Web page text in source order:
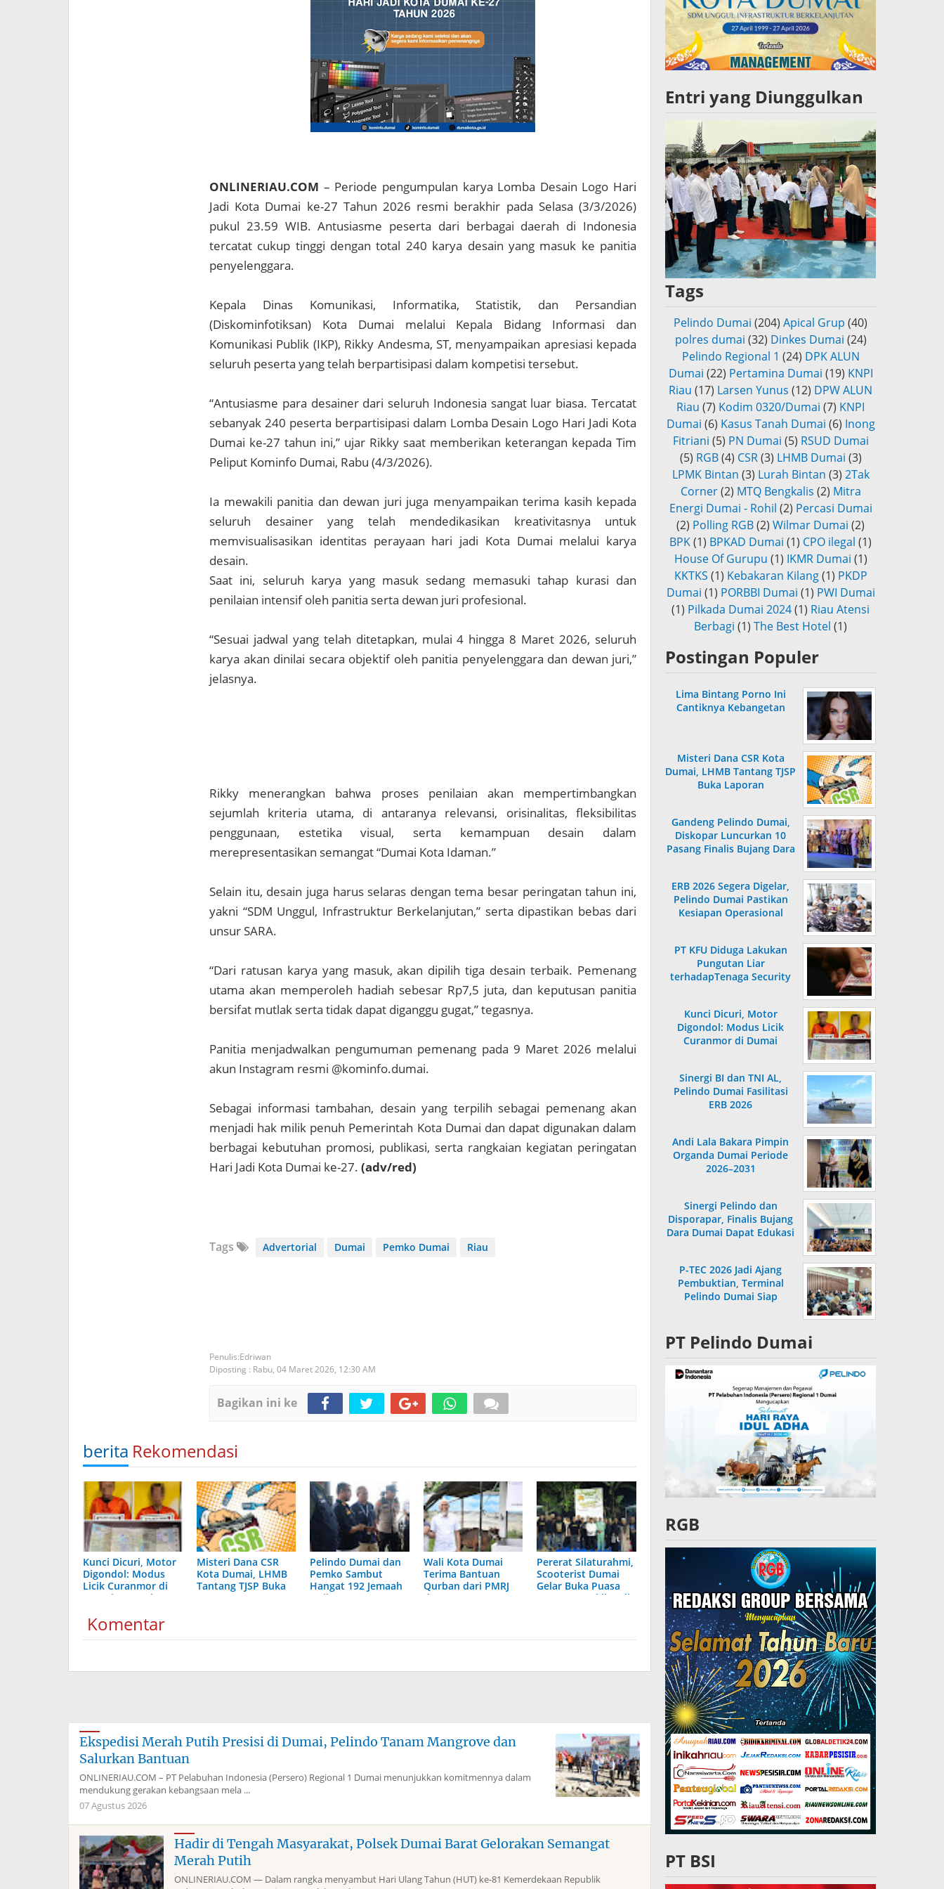
ONLINERIAU.COM – Periode pengumpulan karya Lomba Desain Logo Hari
Jadi Kota Dumai ke-27 Tahun 2026 resmi berakhir pada Selasa (3/3/2026)
pukul 23.59 WIB. Antusiasme peserta dari berbagai daerah di Indonesia
tercatat cukup tinggi dengan total 240 karya desain yang masuk ke panitia
penyelenggara.
Kepala Dinas Komunikasi, Informatika, Statistik, dan Persandian
(Diskominfotiksan) Kota Dumai melalui Kepala Bidang Informasi dan
Komunikasi Publik (IKP), Rikky Andesma, ST, menyampaikan apresiasi kepada
seluruh peserta yang telah berpartisipasi dalam kompetisi tersebut.
“Antusiasme para desainer dari seluruh Indonesia sangat luar biasa. Tercatat
sebanyak 240 peserta berpartisipasi dalam Lomba Desain Logo Hari Jadi Kota
Dumai ke-27 tahun ini,” ujar Rikky saat memberikan keterangan kepada Tim
Peliput Kominfo Dumai, Rabu (4/3/2026).
Ia mewakili panitia dan dewan juri juga menyampaikan terima kasih kepada
seluruh desainer yang telah mendedikasikan kreativitasnya untuk
memvisualisasikan identitas perayaan hari jadi Kota Dumai melalui karya
desain.
Saat ini, seluruh karya yang masuk sedang memasuki tahap kurasi dan
penilaian intensif oleh panitia serta dewan juri profesional.
“Sesuai jadwal yang telah ditetapkan, mulai 4 hingga 8 Maret 2026, seluruh
karya akan dinilai secara objektif oleh panitia penyelenggara dan dewan juri,”
jelasnya.
Rikky menerangkan bahwa proses penilaian akan mempertimbangkan
sejumlah kriteria utama, di antaranya relevansi, orisinalitas, fleksibilitas
penggunaan, estetika visual, serta kemampuan desain dalam
merepresentasikan semangat “Dumai Kota Idaman.”
Selain itu, desain juga harus selaras dengan tema besar peringatan tahun ini,
yakni “SDM Unggul, Infrastruktur Berkelanjutan,” serta dipastikan bebas dari
unsur SARA.
“Dari ratusan karya yang masuk, akan dipilih tiga desain terbaik. Pemenang
utama akan memperoleh hadiah sebesar Rp7,5 juta, dan keputusan panitia
bersifat mutlak serta tidak dapat diganggu gugat,” tegasnya.
Panitia menjadwalkan pengumuman pemenang pada 9 Maret 2026 melalui
akun Instagram resmi @kominfo.dumai.
Sebagai informasi tambahan, desain yang terpilih sebagai pemenang akan
menjadi hak milik penuh Pemerintah Kota Dumai dan dapat digunakan dalam
berbagai kebutuhan promosi, publikasi, serta rangkaian kegiatan peringatan
Hari Jadi Kota Dumai ke-27. (adv/red)
Tags Advertorial Dumai Pemko Dumai Riau
Edriwan
Diposting : Rabu, 04 Maret 2026, 12:30 AM
Bagikan ini ke
berita Rekomendasi
Kunci Dicuri, Motor
Digondol: Modus
Licik Curanmor di
Dumai Terungkap
Misteri Dana CSR
Kota Dumai, LHMB
Tantang TJSP Buka
Pelindo Dumai dan
Pemko Sambut
Hangat 192 Jemaah
Haji
Wali Kota Dumai
Terima Bantuan
Qurban dari PMRJ
dan HK Group
Pererat Silaturahmi,
Scooterist Dumai
Gelar Buka Puasa
Bersama Wakil Wali
Komentar
Ekspedisi Merah Putih Presisi di Dumai, Pelindo Tanam Mangrove dan
Salurkan Bantuan
ONLINERIAU.COM – PT Pelabuhan Indonesia (Persero) Regional 1 Dumai menunjukkan komitmennya dalam
mendukung gerakan kebangsaan mela ...
07 Agustus 2026
Hadir di Tengah Masyarakat, Polsek Dumai Barat Gelorakan Semangat
Merah Putih
ONLINERIAU.COM — Dalam rangka menyambut Hari Ulang Tahun (HUT) ke-81 Kemerdekaan Republik
Entri yang Diunggulkan
Tags
Pelindo Dumai (204) Apical Grup (40)
polres dumai (32) Dinkes Dumai (24)
Pelindo Regional 1 (24) DPK ALUN
Dumai (22) Pertamina Dumai (19) KNPI
Riau (17) Larsen Yunus (12) DPW ALUN
Riau (7) Kodim 0320/Dumai (7) KNPI
Dumai (6) Kasus Tanah Dumai (6) Inong
Fitriani (5) PN Dumai (5) RSUD Dumai
(5) RGB (4) CSR (3) LHMB Dumai (3)
LPMK Bintan (3) Lurah Bintan (3) 2Tak
Corner (2) MTQ Bengkalis (2) Mitra
Energi Dumai - Rohil (2) Percasi Dumai
(2) Polling RGB(2) Wilmar Dumai (2)
BPK(1) BPKAD Dumai (1) CPO ilegal (1)
House Of Gurupu (1) IKMR Dumai (1)
KKTKS (1) Kebakaran Kilang (1) PKDP
Dumai (1) PORBBI Dumai (1) PWI Dumai
(1) Pilkada Dumai 2024(1) Riau Atensi
Berbagi (1) The Best Hotel (1)
Postingan Populer
Lima Bintang Porno Ini
Cantiknya Kebangetan
Misteri Dana CSR Kota
Dumai, LHMB Tantang TJSP
Buka Laporan
Gandeng Pelindo Dumai,
Diskopar Luncurkan 10
Pasang Finalis Bujang Dara
ERB 2026 Segera Digelar,
Pelindo Dumai Pastikan
Kesiapan Operasional
PT KFU Diduga Lakukan
Pungutan Liar
terhadapTenaga Security
Kunci Dicuri, Motor
Digondol: Modus Licik
Curanmor di Dumai
Sinergi BI dan TNI AL,
Pelindo Dumai Fasilitasi
ERB 2026
Andi Lala Bakara Pimpin
Organda Dumai Periode
2026–2031
Sinergi Pelindo dan
Disporapar, Finalis Bujang
Dara Dumai Dapat Edukasi
P-TEC 2026 Jadi Ajang
Pembuktian, Terminal
Pelindo Dumai Siap
PT Pelindo Dumai
RGB
PT BSI